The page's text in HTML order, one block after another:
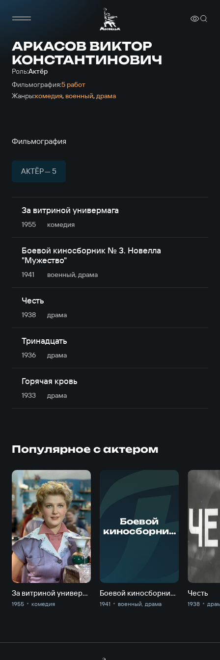
АРКАСОВ ВИКТОР
КОНСТАНТИНОВИЧ
Роль:Актёр
Фильмография:5 работ
Жанры:комедия, военный,драма
Фильмография
АКТЁР — 5
За витриной универмага
1955 комедия
Боевой киносборник № 3. Новелла
"Мужество"
1941 военный, драма
Честь
1938 драма
Тринадцать
1936 драма
Горячая кровь
1933 драма
Популярное с актером
За витриной универмага
1955 комедия
Боевой
киносборник
Боевой киносборник № 3. Новелла "Мужество"
1941 военный, драма
Честь
1938